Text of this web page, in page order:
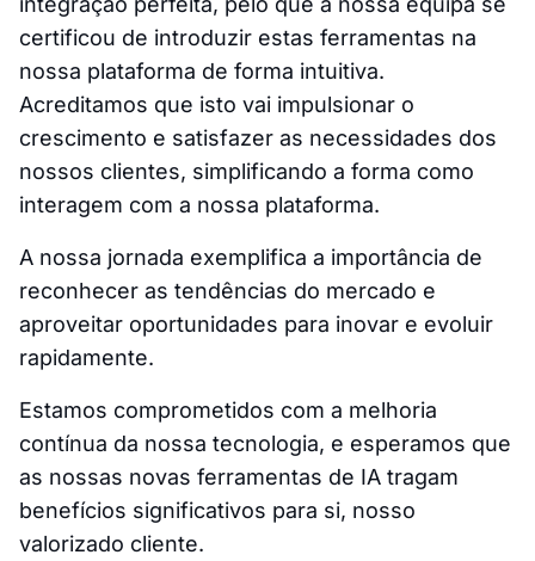
certificou de introduzir estas ferramentas na
nossa plataforma de forma intuitiva.
Acreditamos que isto vai impulsionar o
crescimento e satisfazer as necessidades dos
nossos clientes, simplificando a forma como
interagem com a nossa plataforma.
A nossa jornada exemplifica a importância de
reconhecer as tendências do mercado e
aproveitar oportunidades para inovar e evoluir
rapidamente.
Estamos comprometidos com a melhoria
contínua da nossa tecnologia, e esperamos que
as nossas novas ferramentas de IA tragam
benefícios significativos para si, nosso
valorizado cliente.